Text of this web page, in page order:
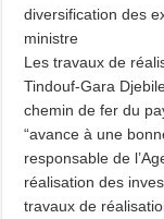
diversification des
ministre
Les travaux de
Tindouf-Gara
chemin de fer du
“avance à une
responsable de
réalisation des
travaux de